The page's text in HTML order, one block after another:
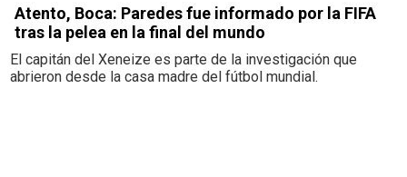
Atento, Boca: Paredes fue informado por la FIFA
tras la pelea en la final del mundo
El capitán del Xeneize es parte de la investigación que
abrieron desde la casa madre del fútbol mundial.